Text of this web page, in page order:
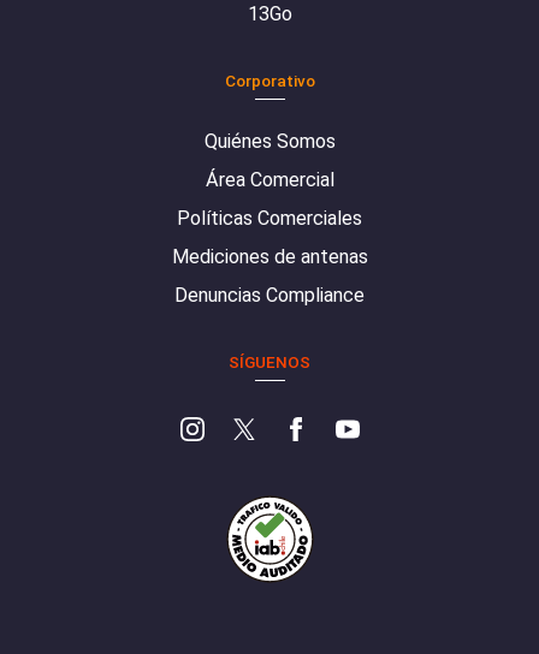
13Go
Corporativo
Quiénes Somos
Área Comercial
Políticas Comerciales
Mediciones de antenas
Denuncias Compliance
SÍGUENOS